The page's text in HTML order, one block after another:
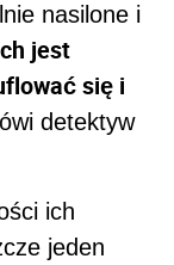
nasilone i
jest
się i
detektyw
ich
jeden